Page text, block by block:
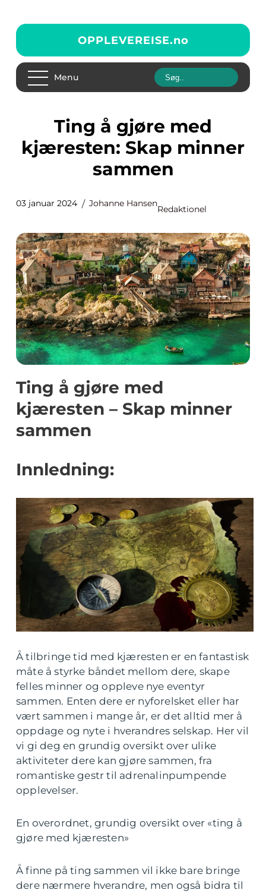
OPPLEVEREISE.no
Menu
Ting å gjøre med
kjæresten: Skap minner
sammen
03 januar 2024 Johanne Hansen
Redaktionel
Ting å gjøre med
kjæresten – Skap minner
sammen
Innledning:
Å tilbringe tid med kjæresten er en fantastisk
måte å styrke båndet mellom dere, skape
felles minner og oppleve nye eventyr
sammen. Enten dere er nyforelsket eller har
vært sammen i mange år, er det alltid mer å
oppdage og nyte i hverandres selskap. Her vil
vi gi deg en grundig oversikt over ulike
aktiviteter dere kan gjøre sammen, fra
romantiske gestr til adrenalinpumpende
opplevelser.
En overordnet, grundig oversikt over «ting å
gjøre med kjæresten»
Å finne på ting sammen vil ikke bare bringe
dere nærmere hverandre, men også bidra til